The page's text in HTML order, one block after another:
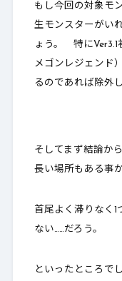
もし今回の対象モ
生モンスターがい
ょう。 特にVer3.1
メゴンレジェンド
るのであれば除外
そしてまず結論か
長い場所もある事
首尾よく滞りなく1
ない……だろう。
といったところで